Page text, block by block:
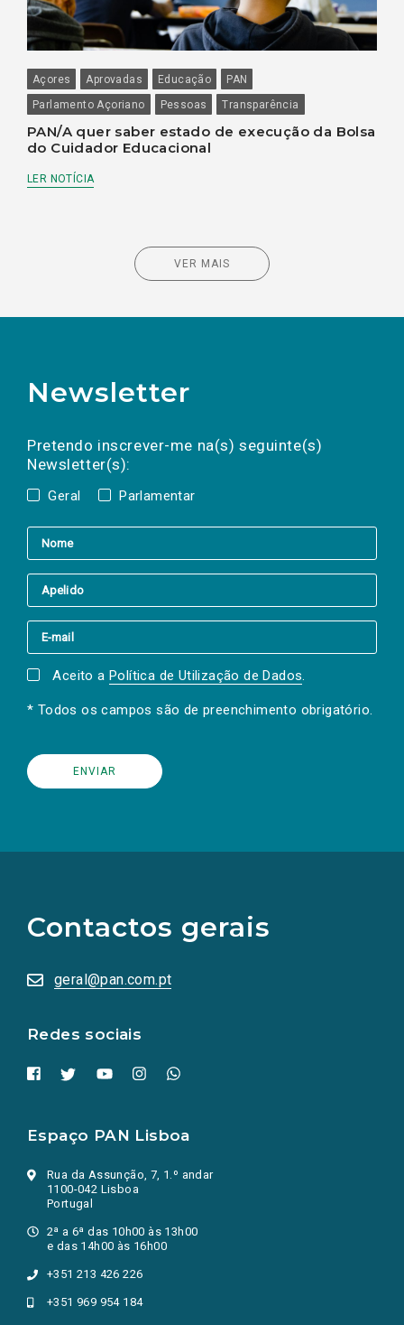
Açores Aprovadas Educação
PAN
Parlamento Açoriano
Pessoas Transparência
PAN/A quer saber estado de execução da Bolsa
do Cuidador Educacional
LER NOTÍCIA
VER MAIS
Newsletter
Pretendo inscrever-me na(s) seguinte(s)
Newsletter(s):
Geral Parlamentar
a(s) newsletter(s).
mail
Aceito a Política de Utilização de Dados.
* Todos os campos são de preenchimento obrigatório.
Contactos gerais
geral@pan.com.pt
Redes sociais
redes
sociais
numa
nova
Espaço PAN Lisboa
Rua da Assunção, 7, 1.º andar
1100-042 Lisboa
Portugal
2ª a 6ª das 10h00 às 13h00
e das 14h00 às 16h00
+351 213 426 226
+351 969 954 184